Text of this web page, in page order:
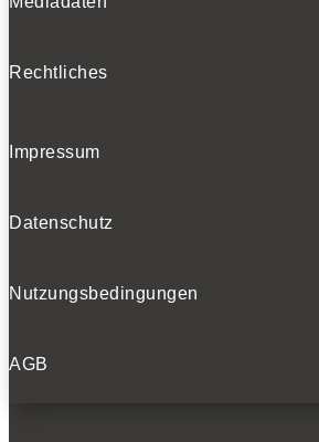
Rechtliches
Impressum
Datenschutz
Nutzungsbedingungen
AGB